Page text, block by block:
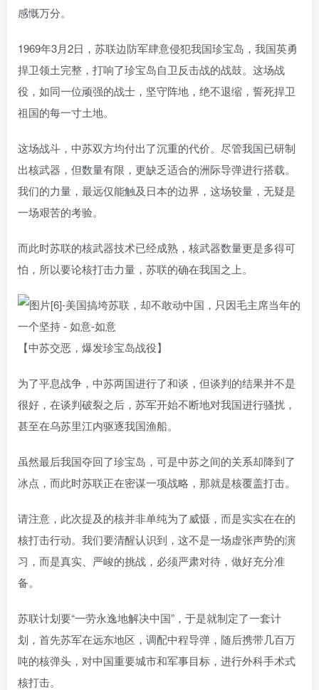
感慨万分。
1969年3月2日，苏联边防军肆意侵犯我国珍宝岛，我国英勇
捍卫领土完整，打响了珍宝岛自卫反击战的战鼓。这场战
役，如同一位顽强的战士，坚守阵地，绝不退缩，誓死捍卫
祖国的每一寸土地。
这场战斗，中苏双方均付出了沉重的代价。尽管我国已研制
出核武器，但数量有限，更缺乏适合的洲际导弹进行搭载。
我们的力量，最远仅能触及日本的边界，这场较量，无疑是
一场艰苦的考验。
而此时苏联的核武器技术已经成熟，核武器数量更是多得可
怕，所以要论核打击力量，苏联的确在我国之上。
【中苏交恶，爆发珍宝岛战役】
为了平息战争，中苏两国进行了和谈，但谈判的结果并不是
很好，在谈判破裂之后，苏军开始不断地对我国进行骚扰，
甚至在乌苏里江内驱逐我国渔船。
虽然最后我国夺回了珍宝岛，可是中苏之间的关系却降到了
冰点，而此时苏联正在密谋一项战略，那就是核覆盖打击。
请注意，此次提及的核并非单纯为了威慑，而是实实在在的
核打击行动。我们要清醒认识到，这不是一场虚张声势的演
习，而是真实、严峻的挑战，必须严肃对待，做好充分准
备。
苏联计划要“一劳永逸地解决中国”，于是就制定了一套计
划，首先苏军在远东地区，调配中程导弹，随后携带几百万
吨的核弹头，对中国重要城市和军事目标，进行外科手术式
核打击。